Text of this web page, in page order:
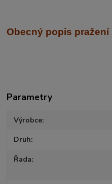
Obecný popis pražení
Parametry
Výrobce
Druh
Řada